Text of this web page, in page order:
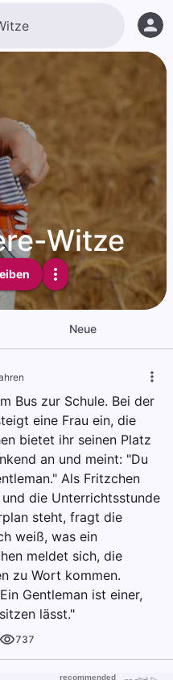
Witze
Neue
Bus zur Schule. Bei der
eine Frau ein, die
bietet ihr seinen Platz
an und meint: "Du
Als Fritzchen
die Unterrichtsstunde
steht, fragt die
weiß, was ein
meldet sich, die
zu Wort kommen.
Gentleman ist einer,
lässt."
737